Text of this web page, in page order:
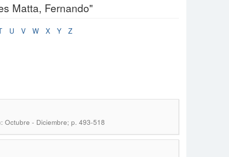
Matta, Fernando"
U V W X Y
Z
Octubre - Diciembre; p. 493-518